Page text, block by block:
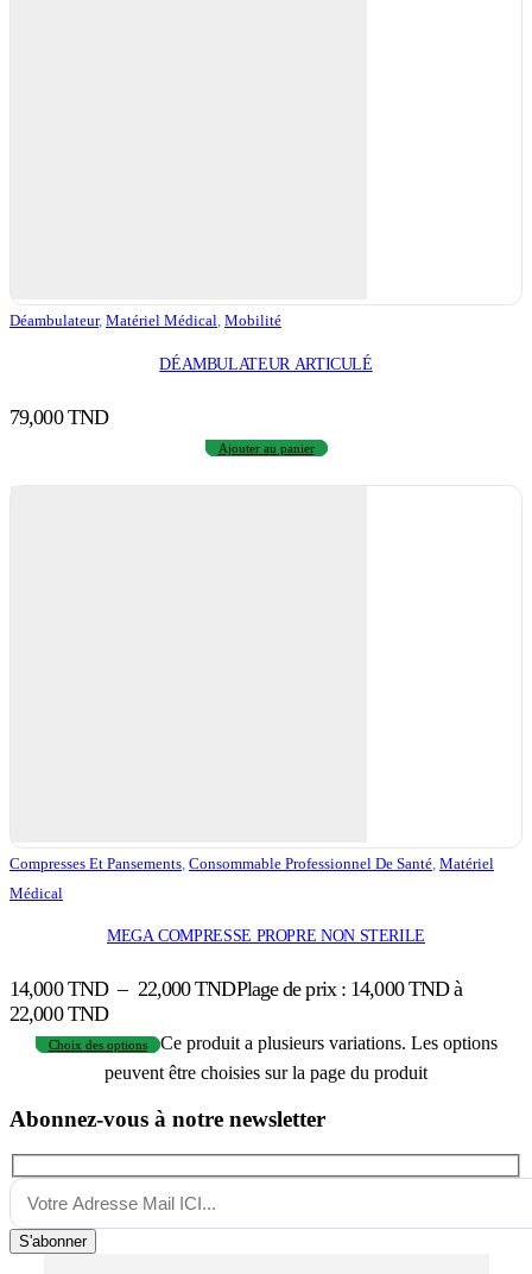
Déambulateur, Matériel Médical, Mobilité
DÉAMBULATEUR ARTICULÉ
79,000TND
Ajouter au panier
Compresses Et Pansements Consommable Professionnel De Santé Matériel
Médical
MEGA COMPRESSE PROPRE NON STERILE
14,000TND – 22,000TNDPlage de prix : 14,000 TND à
22,000 TND
Choix des options
Ce produit a plusieurs variations. Les options
peuvent être choisies sur la page du produit
Abonnez-vous à notre newsletter
S'abonner